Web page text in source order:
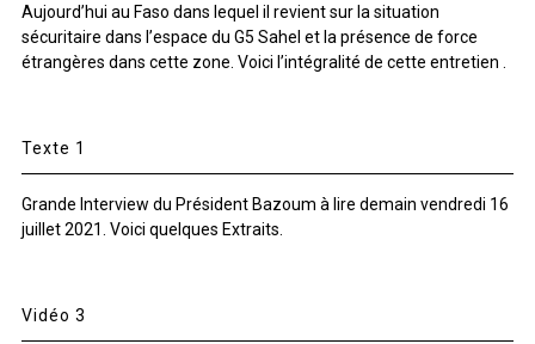
Aujourd’hui au Faso dans lequel il revient sur la situation
sécuritaire dans l’espace du G5 Sahel et la présence de force
étrangères dans cette zone. Voici l’intégralité de cette entretien .
Texte 1
Grande Interview du Président Bazoum à lire demain vendredi 16
juillet 2021. Voici quelques Extraits.
Vidéo 3